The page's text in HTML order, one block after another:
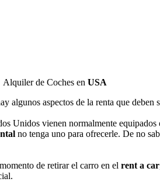
Alquiler de Coches en USA
aspectos de la renta que
Unidos vienen normalmente
no tenga uno para ofrecerle. De no
de retirar el carro en el rent a car